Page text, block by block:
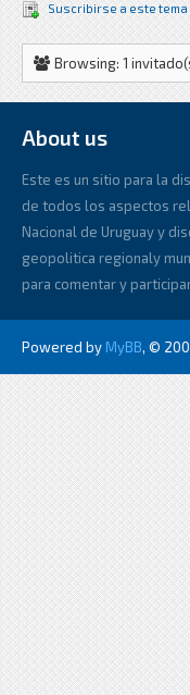
Suscribirse a este tema
Browsing: 1
About us
Este es un sitio para la
de todos los aspectos
Nacional de Uruguay y
geopolitica regionaly
para comentar y
Powered by MyBB, ©